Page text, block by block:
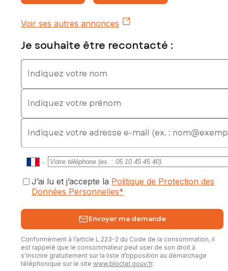
Voir ses autres annonces
Je souhaite être recontacté :
Indiquez votre nom
Indiquez votre prénom
E-mail
J’ai lu et j’accepte la Politique de Protection des
Données Personnelles*
Envoyer ma demande
Conformément à l’article L.223-2 du Code de la consommation, il
est rappelé que le consommateur peut user de son droit à
s’inscrire gratuitement sur la liste d’opposition au démarchage
téléphonique sur le site www.bloctel.gouv.fr.